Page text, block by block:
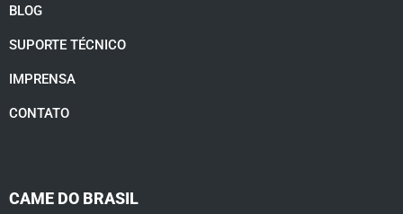
BLOG
SUPORTE TÉCNICO
IMPRENSA
CONTATO
CAME DO BRASIL